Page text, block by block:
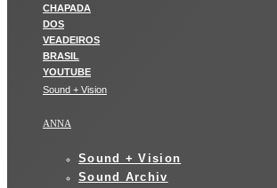
Sound + Vision
ANNA
Sound + Vision
Sound Archiv